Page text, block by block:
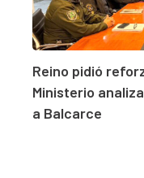
Reino pidió
Ministerio
a Balcarce